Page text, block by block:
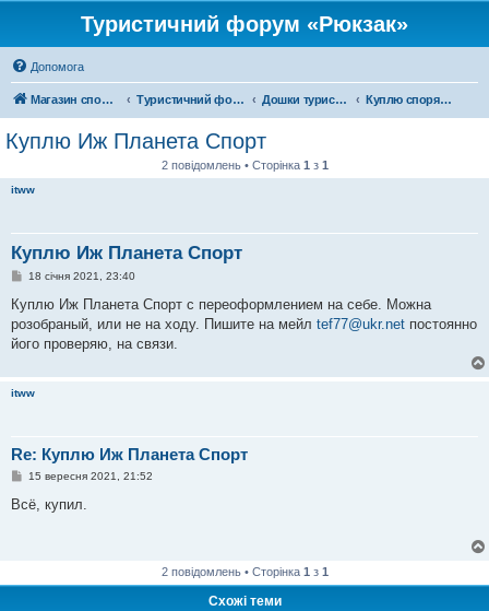
Туристичний форум «Рюкзак»
Допомога
Магазин спорядження Туристичний форум «Рюкзак» Дошки туристичних оголошень Куплю спорядження
Куплю Иж Планета Спорт
2 повідомлень • Сторінка 1 з 1
itww
Куплю Иж Планета Спорт
П
в
і
д
о
е
н
18 січня 2021, 23:40
Куплю Иж Планета Спорт с переоформлением на себе. Можна
розобраный, или не на ходу. Пишите на мейл tef77@ukr.net постоянно
його проверяю, на связи.
itww
Re: Куплю Иж Планета Спорт
П
в
15 вересня 2021, 21:52
Всё, купил.
2 повідомлень • Сторінка 1 з 1
Схожі теми